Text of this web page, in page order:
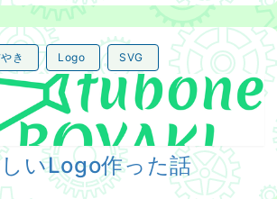
き Logo SVG
作った話
いLogo作った話